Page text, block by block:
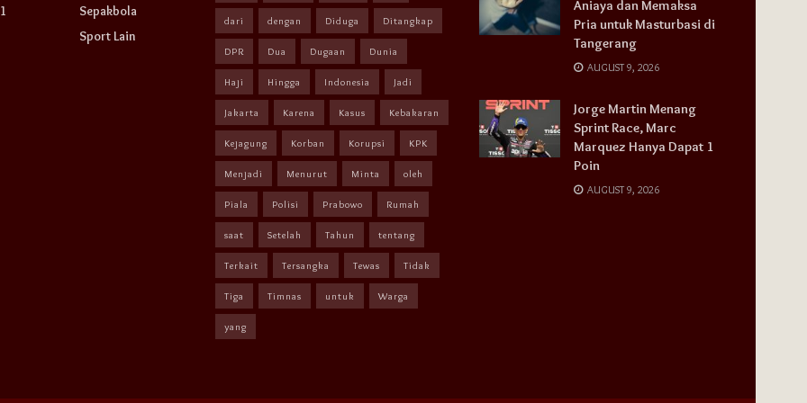
Sepakbola
Sport Lain
dari dengan Diduga Ditangkap
DPR Dua Dugaan Dunia
Haji Hingga Indonesia Jadi
Jakarta Karena Kasus Kebakaran
Kejagung Korban Korupsi KPK
Menjadi Menurut Minta oleh
Piala Polisi Prabowo Rumah
saat Setelah Tahun tentang
Terkait Tersangka Tewas Tidak
Tiga Timnas untuk Warga
yang
Aniaya dan Memaksa
Pria untuk Masturbasi di
Tangerang
AUGUST 9, 2026
Jorge Martin Menang
Sprint Race, Marc
Marquez Hanya Dapat 1
Poin
AUGUST 9, 2026